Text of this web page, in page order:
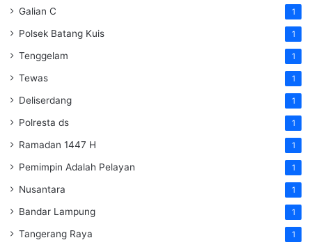
Galian C 1
Polsek Batang Kuis 1
Tenggelam 1
Tewas 1
Deliserdang 1
Polresta ds 1
Ramadan 1447 H 1
Pemimpin Adalah Pelayan 1
Nusantara 1
Bandar Lampung 1
Tangerang Raya 1